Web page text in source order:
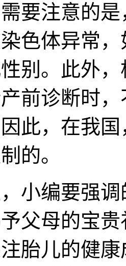
注意的是
色体异常
别。此外
前诊断时
此，在我
的。
编要强调
父母的宝
胎儿的健